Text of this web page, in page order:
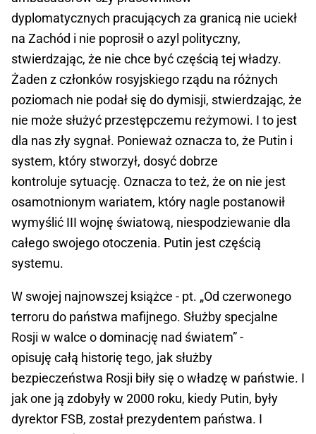
dyplomatycznych pracujących za granicą nie uciekł
na Zachód i nie poprosił o azyl polityczny,
stwierdzając, że nie chce być częścią tej władzy.
Żaden z członków rosyjskiego rządu na różnych
poziomach nie podał się do dymisji, stwierdzając, że
nie może służyć przestępczemu reżymowi. I to jest
dla nas zły sygnał. Ponieważ oznacza to, że Putin i
system, który stworzył, dosyć dobrze
kontroluje sytuację. Oznacza to też, że on nie jest
osamotnionym wariatem, który nagle postanowił
wymyślić III wojnę światową, niespodziewanie dla
całego swojego otoczenia. Putin jest częścią
systemu.
W swojej najnowszej książce - pt. „Od czerwonego
terroru do państwa mafijnego. Służby specjalne
Rosji w walce o dominację nad światem” -
opisuję całą historię tego, jak służby
bezpieczeństwa Rosji biły się o władzę w państwie. I
jak one ją zdobyły w 2000 roku, kiedy Putin, były
dyrektor FSB, został prezydentem państwa. I